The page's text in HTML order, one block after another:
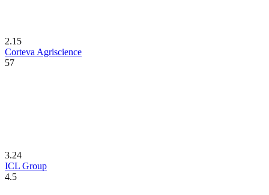
2.15
Corteva Agriscience
57
3.24
ICL Group
4.5